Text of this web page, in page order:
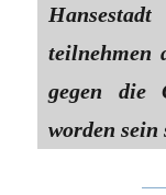
teilnehmen
gegen die
worden sein